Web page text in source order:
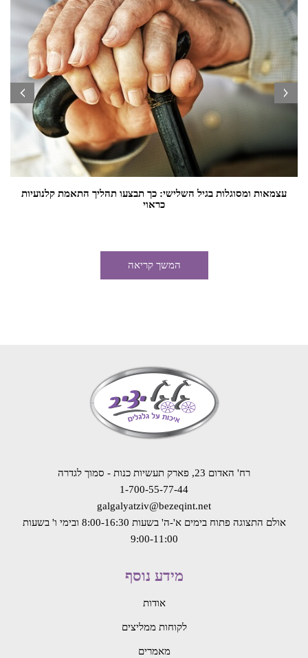
עצמאות ומסוגלות בגיל השלישי: כך תבצעו תהליך התאמת קלנועיות
כראוי
המשך קריאה
prev next
רח' האדום 23, פארק תעשיות כנות - סמוך לגדרה
1-700-55-77-44
galgalyatziv@bezeqint.net
אולם התצוגה פתוח בימים א'-ה' בשעות 8:00-16:30
ובימי ו' בשעות
9:00-11:00
מידע נוסף
אודות
לקוחות ממליצים
מאמרים